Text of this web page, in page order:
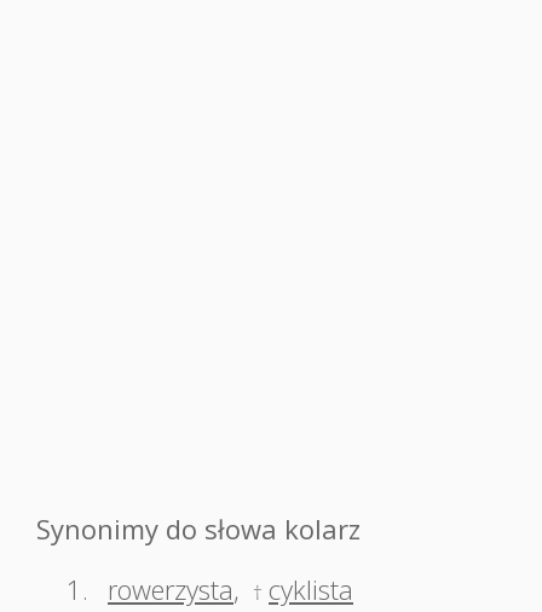
Synonimy do słowa kolarz
1.
rowerzysta, † cyklista